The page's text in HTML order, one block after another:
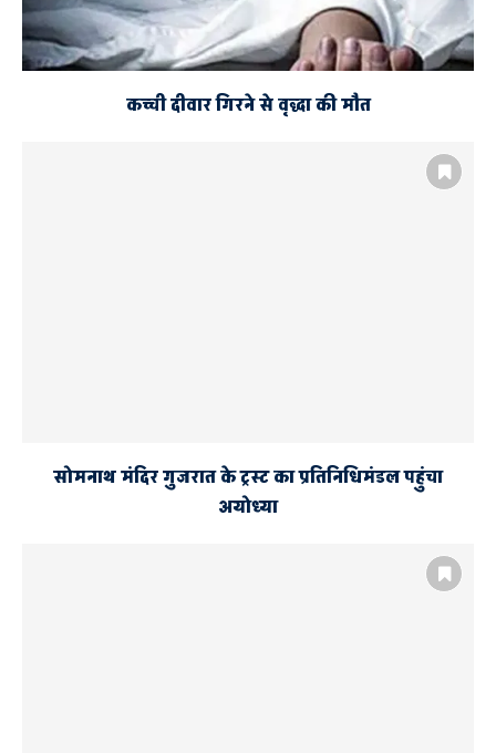
कच्ची दीवार गिरने से वृद्धा की मौत
सोमनाथ मंदिर गुजरात के ट्रस्ट का प्रतिनिधिमंडल पहुंचा
अयोध्या